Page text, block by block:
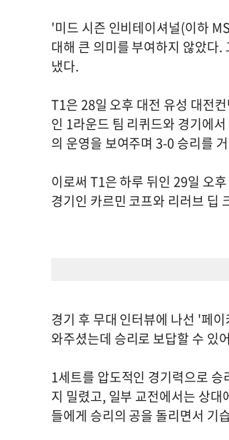
'미드 시즌 인비테이셔널(이하
대해 큰 의미를 부여하지 않았다
냈다.
T1은 28일 오후 대전 유성 대전
인 1라운드 팀 리퀴드와 경기에
의 운영을 보여주며 3-0 승리를
이로써 T1은 하루 뒤인 29일 오
경기인 카르민 코프와 리러브 딥
경기 후 무대 인터뷰에 나선 '페
와주셨는데 승리로 보답할 수 있
1세트를 압도적인 경기력으로
지 밀렸고, 일부 교전에서는 상
들에게 승리의 공을 돌리면서 기